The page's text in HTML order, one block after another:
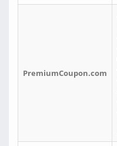
PremiumCoupon.com